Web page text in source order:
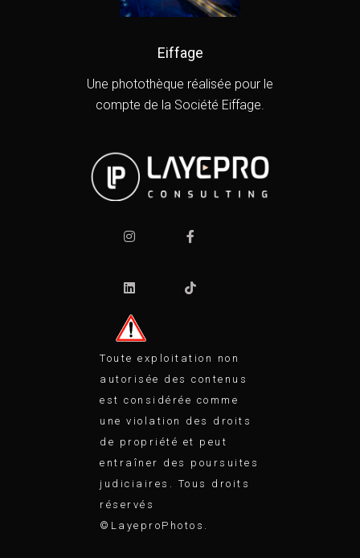
Eiffage
Une photothèque réalisée pour le
compte de la Société Eiffage.
Toute exploitation non
autorisée des contenus
est considérée comme
une violation des droits
de propriété et peut
entraîner des poursuites
judiciaires. Tous droits
réservés
©LayeproPhotos.